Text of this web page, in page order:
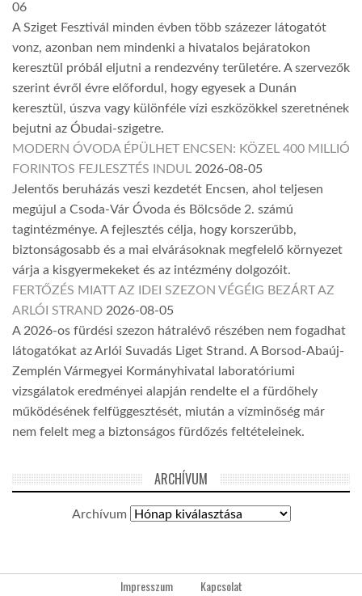
06
A Sziget Fesztivál minden évben több százezer látogatót
vonz, azonban nem mindenki a hivatalos bejáratokon
keresztül próbál eljutni a rendezvény területére. A szervezők
szerint évről évre előfordul, hogy egyesek a Dunán
keresztül, úszva vagy különféle vízi eszközökkel szeretnének
bejutni az Óbudai-szigetre.
MODERN ÓVODA ÉPÜLHET ENCSEN: KÖZEL 400 MILLIÓ
FORINTOS FEJLESZTÉS INDUL 2026-08-05
Jelentős beruházás veszi kezdetét Encsen, ahol teljesen
megújul a Csoda-Vár Óvoda és Bölcsőde 2. számú
tagintézménye. A fejlesztés célja, hogy korszerűbb,
biztonságosabb és a mai elvárásoknak megfelelő környezet
várja a kisgyermekeket és az intézmény dolgozóit.
FERTŐZÉS MIATT AZ IDEI SZEZON VÉGÉIG BEZÁRT AZ
ARLÓI STRAND 2026-08-05
A 2026-os fürdési szezon hátralévő részében nem fogadhat
látogatókat az Arlói Suvadás Liget Strand. A Borsod-Abaúj-
Zemplén Vármegyei Kormányhivatal laboratóriumi
vizsgálatok eredményei alapján rendelte el a fürdőhely
működésének felfüggesztését, miután a vízminőség már
nem felelt meg a biztonságos fürdőzés feltételeinek.
ARCHÍVUM
Archívum
Impresszum Kapcsolat